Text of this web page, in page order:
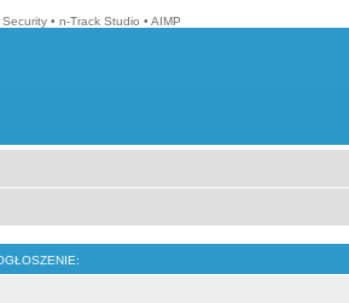
• n-Track Studio • AIMP